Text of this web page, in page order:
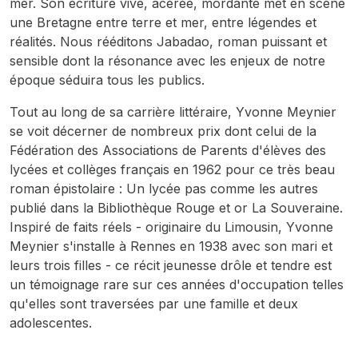
mer. Son écriture vive, acérée, mordante met en scène
une Bretagne entre terre et mer, entre légendes et
réalités. Nous rééditons Jabadao, roman puissant et
sensible dont la résonance avec les enjeux de notre
époque séduira tous les publics.
Tout au long de sa carrière littéraire, Yvonne Meynier
se voit décerner de nombreux prix dont celui de la
Fédération des Associations de Parents d'élèves des
lycées et collèges français en 1962 pour ce très beau
roman épistolaire : Un lycée pas comme les autres
publié dans la Bibliothèque Rouge et or La Souveraine.
Inspiré de faits réels - originaire du Limousin, Yvonne
Meynier s'installe à Rennes en 1938 avec son mari et
leurs trois filles - ce récit jeunesse drôle et tendre est
un témoignage rare sur ces années d'occupation telles
qu'elles sont traversées par une famille et deux
adolescentes.